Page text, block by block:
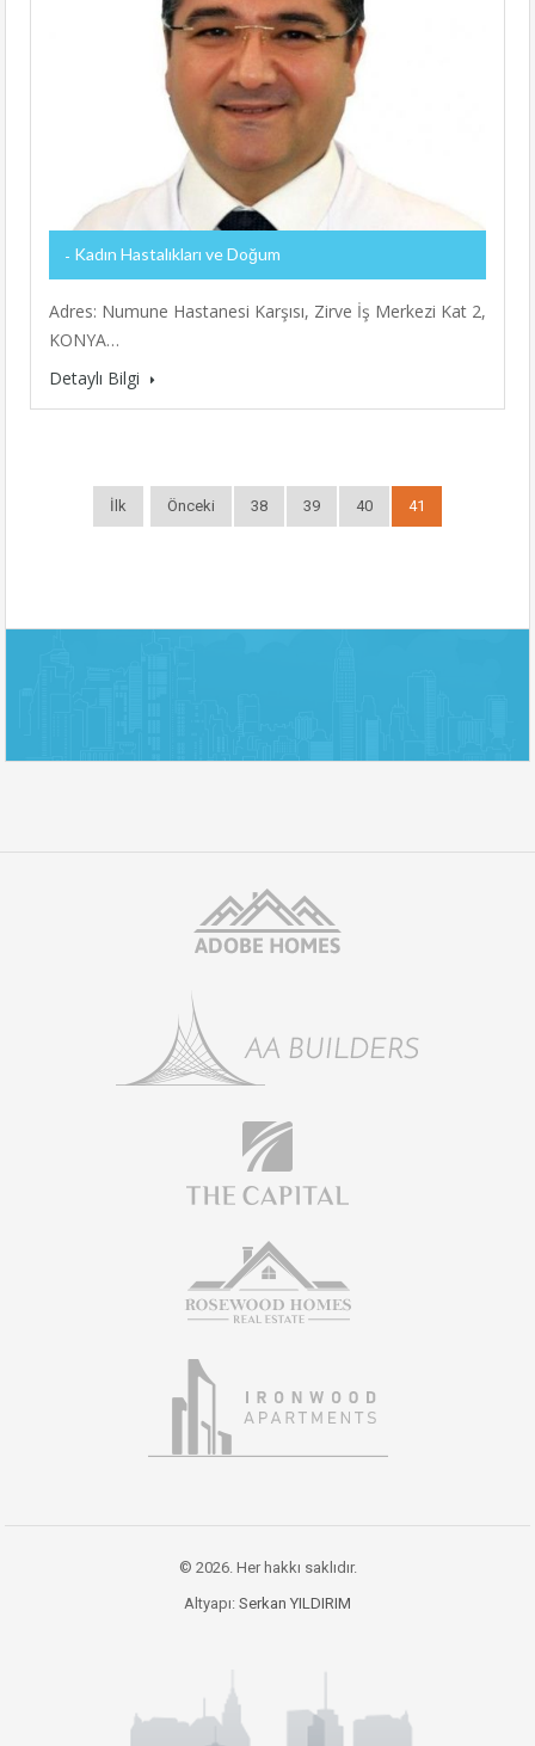
Kadın Hastalıkları ve Doğum
Adres: Numune Hastanesi Karşısı, Zirve İş Merkezi Kat 2,
KONYA…
Detaylı Bilgi
İlk Önceki 38 39 40 41
© 2026. Her hakkı saklıdır.
Altyapı: Serkan YILDIRIM